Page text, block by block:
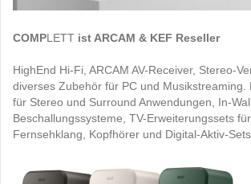
COMPLETT ist ARCAM & KEF Reseller
HighEnd Hi-Fi, ARCAM AV-Receiver, Stereo-
diverses Zubehör für PC und Musikstreaming.
für Stereo und Surround Anwendungen, In-
Beschallungssysteme, TV-Erweiterungssets
Fernsehklang, Kopfhörer und Digital-Aktiv-